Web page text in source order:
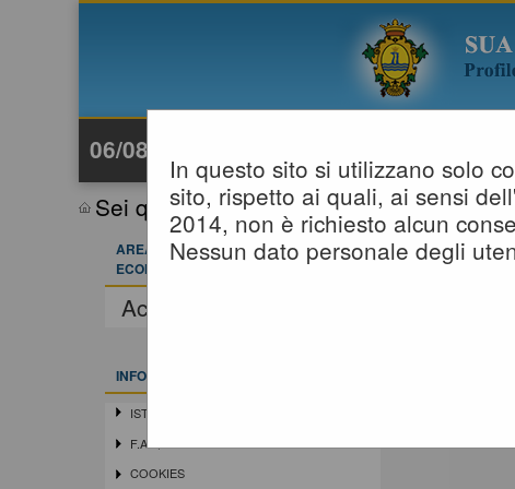
06/08/2026 14:44
Sei qui: Home»Elenco operatori
In questo sito si utilizzano solo
sito, rispetto ai quali, ai sensi
2014, non è richiesto alcun
Nessun dato personale degli
AREA RISERVATA OPERATORE
ECONOMICO
Accedi - Registrati
INFORMAZIONI
ISTRUZIONI E MANUALI
F.A.Q.
COOKIES